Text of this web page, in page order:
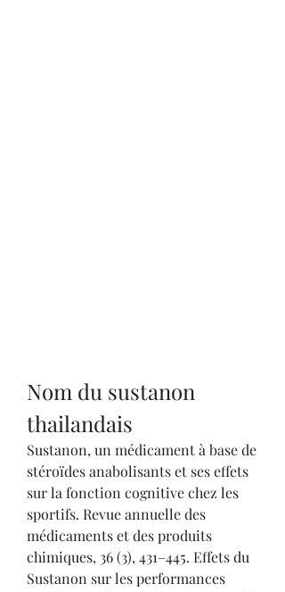
Nom du sustanon
thailandais
Sustanon, un médicament à base de
stéroïdes anabolisants et ses effets
sur la fonction cognitive chez les
sportifs. Revue annuelle des
médicaments et des produits
chimiques, 36 (3), 431–445. Effets du
Sustanon sur les performances